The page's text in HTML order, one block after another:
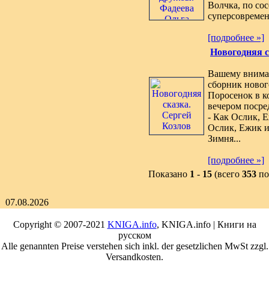
Волчка, по
[подробнее »]
Новогодняя
Вашему
сборник
Поросенок в
вечером
- Как Ослик,
Ослик, Ежик и
Зимня...
[подробнее »]
Показано 1 - 15 (всего 353
07.08.2026
Copyright © 2007-2021 KNIGA.info, KNIGA.info | Книги на
русском
Alle genannten Preise verstehen sich inkl. der gesetzlichen MwSt zzgl.
Versandkosten.